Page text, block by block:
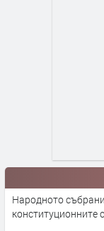
Народното
конституционните